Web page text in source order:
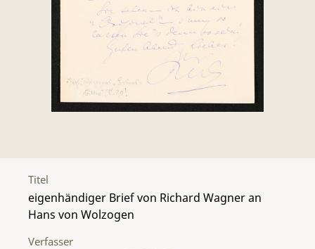
Titel
eigenhändiger Brief von Richard Wagner an
Hans von Wolzogen
Verfasser